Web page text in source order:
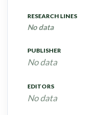
RESEARCH LINES
No data
PUBLISHER
No data
EDITORS
No data